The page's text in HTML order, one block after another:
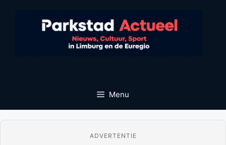
Menu
ADVERTENTIE